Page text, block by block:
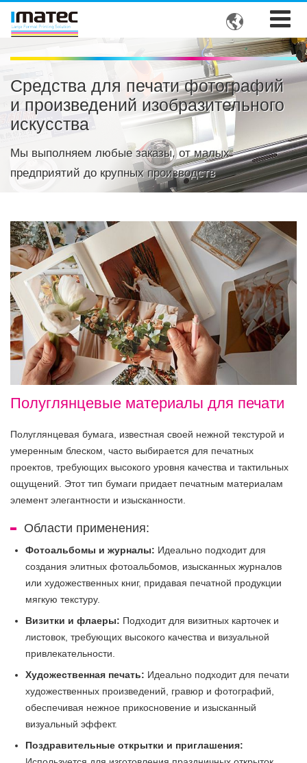

Средства для печати фотографий
и произведений изобразительного
искусства
Мы выполняем любые заказы, от малых
предприятий до крупных производств
Полуглянцевые материалы для печати
Полуглянцевая бумага, известная своей нежной текстурой и
умеренным блеском, часто выбирается для печатных
проектов, требующих высокого уровня качества и тактильных
ощущений. Этот тип бумаги придает печатным материалам
элемент элегантности и изысканности.
Области применения:
Фотоальбомы и журналы: Идеально подходит для
создания элитных фотоальбомов, изысканных журналов
или художественных книг, придавая печатной продукции
мягкую текстуру.
Визитки и флаеры: Подходит для визитных карточек и
листовок, требующих высокого качества и визуальной
привлекательности.
Художественная печать: Идеально подходит для печати
художественных произведений, гравюр и фотографий,
обеспечивая нежное прикосновение и изысканный
визуальный эффект.
Поздравительные открытки и приглашения: